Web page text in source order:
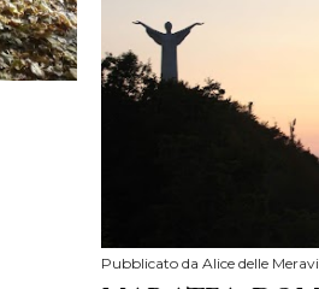
Pubblicato da Alice delle